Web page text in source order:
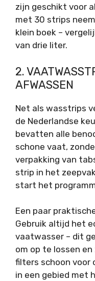
zijn geschikt voor
met 30 strips
klein boek –
van drie liter.
2.
AFWASSEN
Net als wasstrips
de Nederlandse
bevatten alle
schone vaat,
verpakking van
strip in het
start het
Een paar
Gebruik altijd het
vaatwasser – dit
om op te lossen
filters schoon voor
in een gebied met